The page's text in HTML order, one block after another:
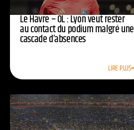
Le Havre – OL : Lyon veut rester
au contact du podium malgré une
cascade d’absences
LIRE PLUS